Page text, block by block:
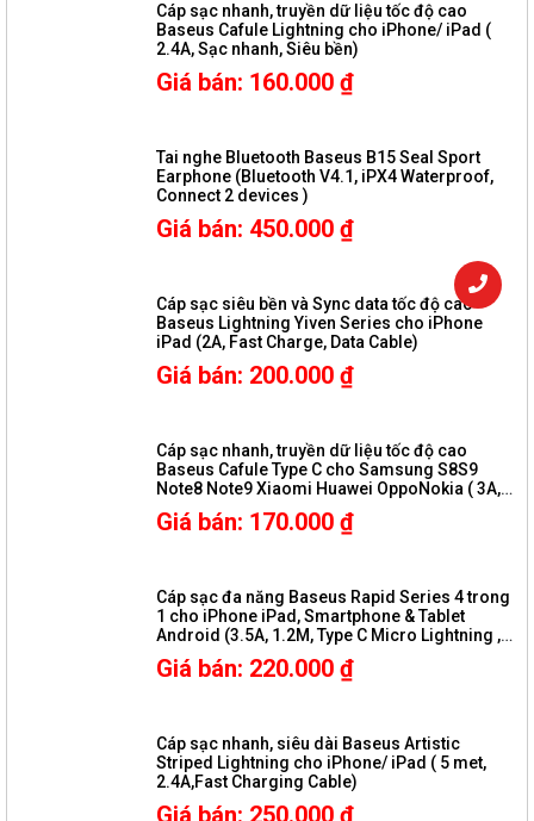
Cáp sạc nhanh, truyền dữ liệu tốc độ cao
Baseus Cafule Lightning cho iPhone/ iPad (
2.4A, Sạc nhanh, Siêu bền)
Giá bán: 160.000 ₫
Tai nghe Bluetooth Baseus B15 Seal Sport
Earphone (Bluetooth V4.1, iPX4 Waterproof,
Connect 2 devices )
Giá bán: 450.000 ₫
Cáp sạc siêu bền và Sync data tốc độ cao
Baseus Lightning Yiven Series cho iPhone
iPad (2A, Fast Charge, Data Cable)
Giá bán: 200.000 ₫
Cáp sạc nhanh, truyền dữ liệu tốc độ cao
Baseus Cafule Type C cho Samsung S8S9
Note8 Note9 Xiaomi Huawei OppoNokia ( 3A,
Giá bán: 170.000 ₫
Cáp sạc đa năng Baseus Rapid Series 4 trong
1 cho iPhone iPad, Smartphone & Tablet
Android (3.5A, 1.2M, Type C Micro Lightning ,
Giá bán: 220.000 ₫
Cáp sạc nhanh, siêu dài Baseus Artistic
Striped Lightning cho iPhone/ iPad ( 5 met,
2.4A,Fast Charging Cable)
Giá bán: 250.000 ₫